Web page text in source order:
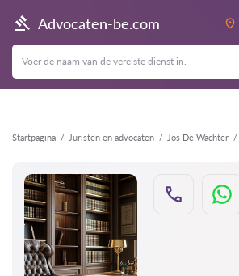
Advocaten-be.com
Startpagina Juristen en advocaten Jos De Wachter
Terug